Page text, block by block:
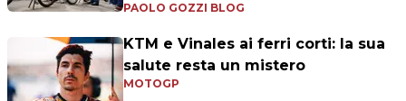
PAOLO GOZZI BLOG
KTM e Vinales ai ferri corti: la sua
salute resta un mistero
MOTOGP